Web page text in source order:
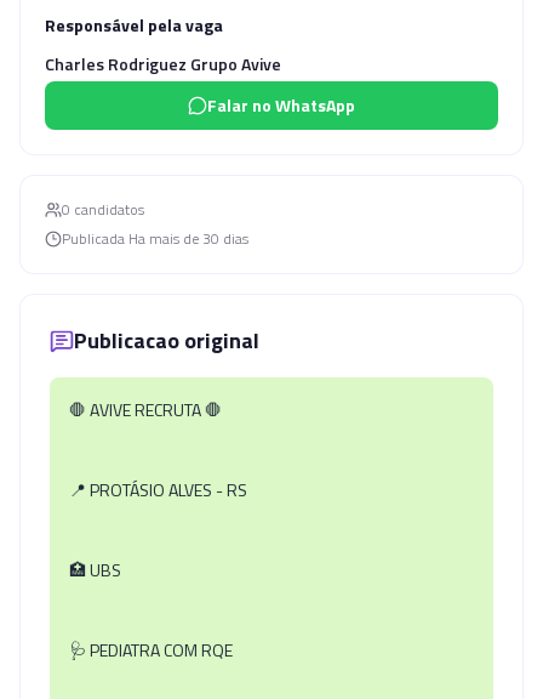
Responsável pela vaga
Charles Rodriguez Grupo Avive
Falar no WhatsApp
0 candidatos
Publicada Ha mais de 30 dias
Publicacao original
🛑AVIVE RECRUTA🛑
📍PROTÁSIO ALVES - RS
🏥UBS
🩺PEDIATRA COM RQE